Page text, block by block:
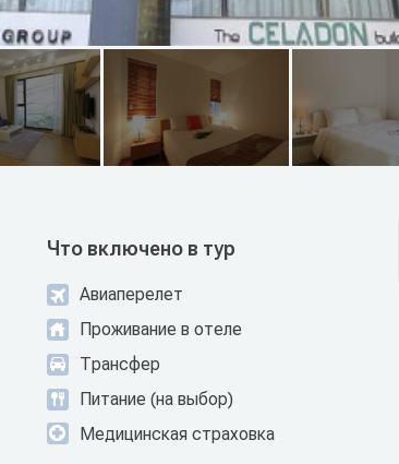
Что включено в тур
Авиаперелет
Проживание в отеле
Трансфер
Питание (на выбор)
Медицинская страховка